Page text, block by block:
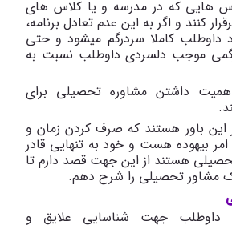
هایی که در مدرسه و یا کلاس های
کنند و اگر به این عدم تعادل برنامه،
داوطلب کاملا سردرگم میشود و حتی
موجب دلسردی داوطلب نسبت به
داشتن مشاوره تحصیلی برای
این باور هستند که صرف کردن زمان و
بیهوده هست و خود به تنهایی قادر
هستند از این جهت قصد دارم تا
مشاور تحصیلی را شرح دهم.
داوطلب جهت شناسایی علایق و